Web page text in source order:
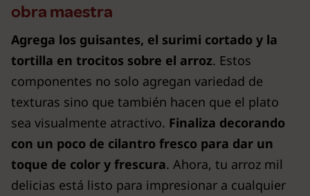
obra maestra
Agrega los guisantes, el surimi cortado y la
tortilla en trocitos sobre el arroz. Estos
componentes no solo agregan variedad de
texturas sino que también hacen que el plato
sea visualmente atractivo. Finaliza decorando
con un poco de cilantro fresco para dar un
toque de color y frescura. Ahora, tu arroz mil
delicias está listo para impresionar a cualquier